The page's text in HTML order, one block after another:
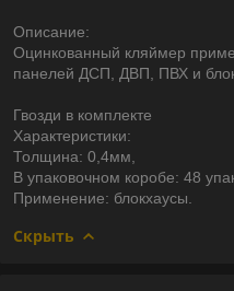
Описание:
Оцинкованный кляймер
панелей ДСП, ДВП, ПВХ и
Гвозди в комплекте
Характеристики:
Толщина: 0,4мм,
В упаковочном коробе: 48
Применение: блокхаусы.
Скрыть